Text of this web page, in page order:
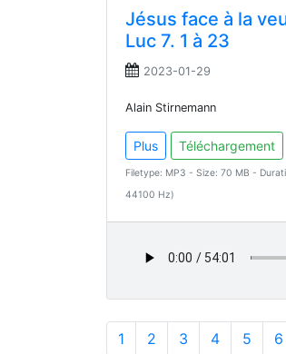
Jésus face à la
Luc 7. 1 à 23
2023-01-29
Alain Stirnemann
Plus Téléchargement
Filetype: MP3 - Size: 70 MB -
44100 Hz)
1 2 3 4 5 6